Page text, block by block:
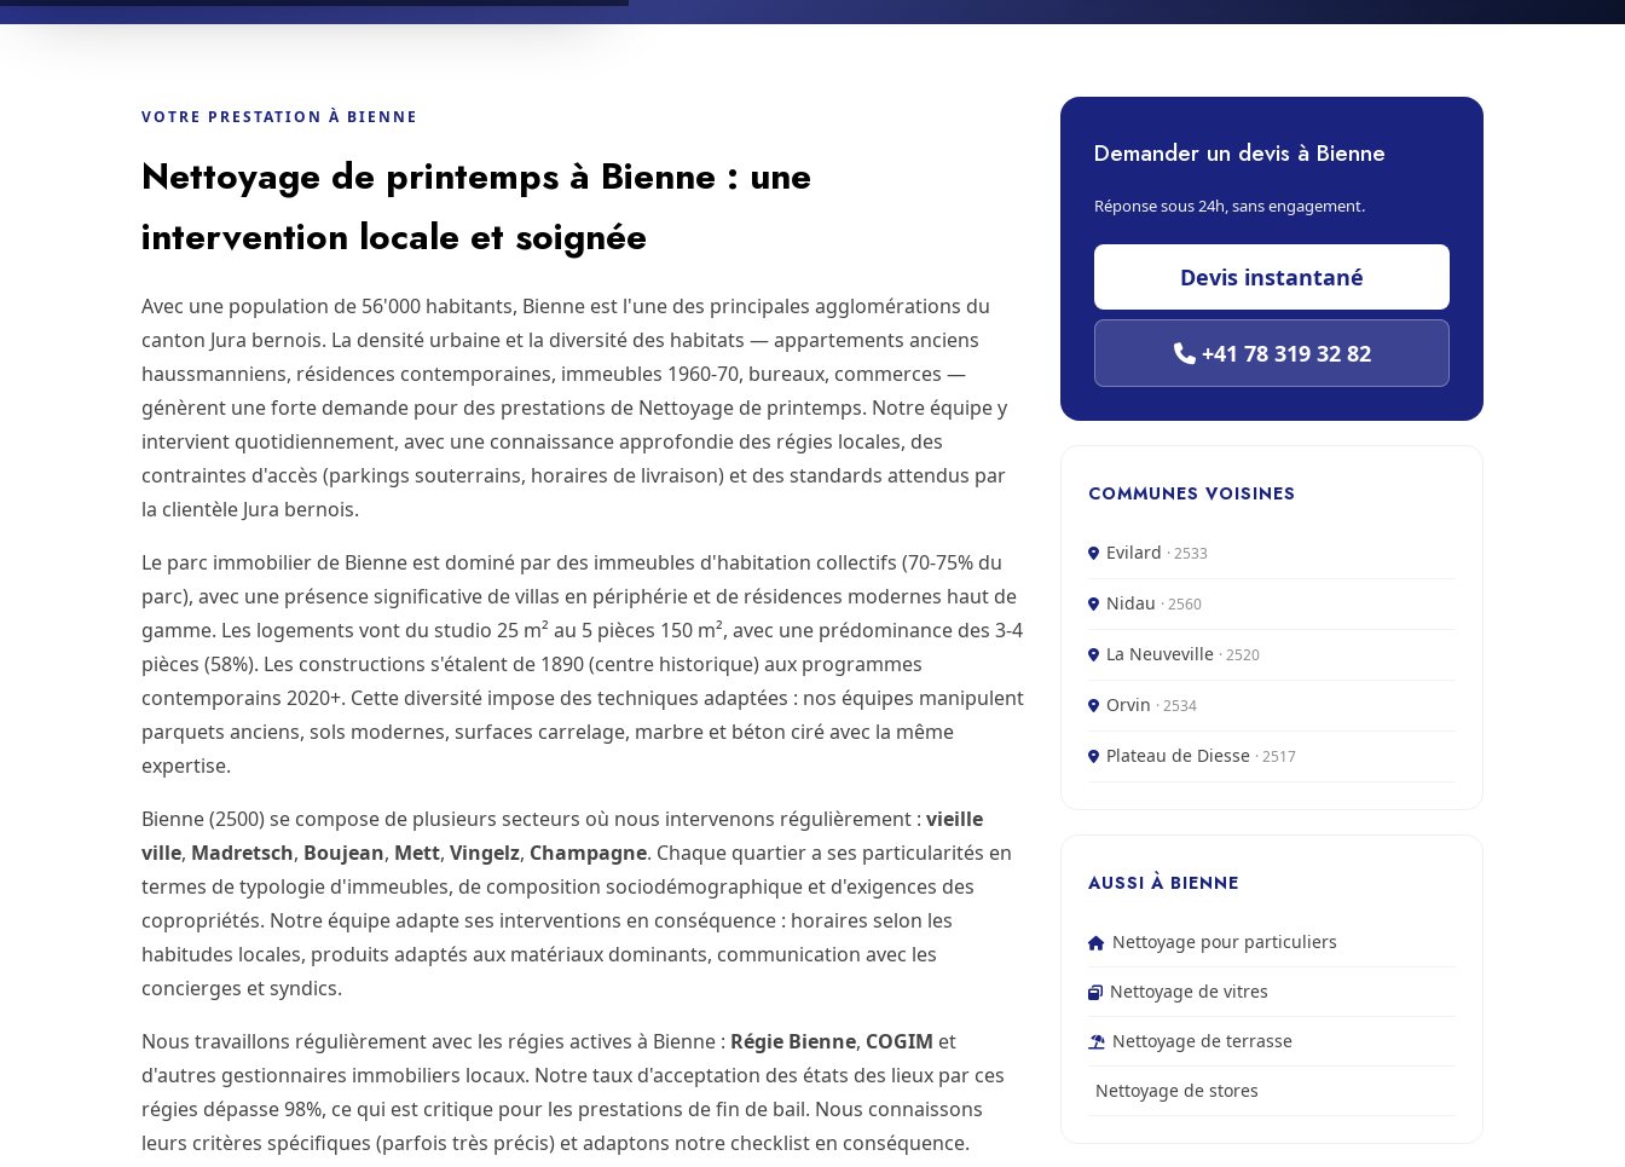
VOTRE PRESTATION À BIENNE
Nettoyage de printemps à Bienne : une
intervention locale et soignée
Avec une population de 56'000 habitants, Bienne est l'une des principales agglomérations du
canton Jura bernois. La densité urbaine et la diversité des habitats — appartements anciens
haussmanniens, résidences contemporaines, immeubles 1960-70, bureaux, commerces —
génèrent une forte demande pour des prestations de Nettoyage de printemps. Notre équipe y
intervient quotidiennement, avec une connaissance approfondie des régies locales, des
contraintes d'accès (parkings souterrains, horaires de livraison) et des standards attendus par
la clientèle Jura bernois.
Le parc immobilier de Bienne est dominé par des immeubles d'habitation collectifs (70-75% du
parc), avec une présence significative de villas en périphérie et de résidences modernes haut de
gamme. Les logements vont du studio 25 m² au 5 pièces 150 m², avec une prédominance des 3-4
pièces (58%). Les constructions s'étalent de 1890 (centre historique) aux programmes
contemporains 2020+. Cette diversité impose des techniques adaptées : nos équipes manipulent
parquets anciens, sols modernes, surfaces carrelage, marbre et béton ciré avec la même
expertise.
Bienne (2500) se compose de plusieurs secteurs où nous intervenons régulièrement : vieille
ville, Madretsch, Boujean, Mett, Vingelz, Champagne. Chaque quartier a ses particularités en
termes de typologie d'immeubles, de composition sociodémographique et d'exigences des
copropriétés. Notre équipe adapte ses interventions en conséquence : horaires selon les
habitudes locales, produits adaptés aux matériaux dominants, communication avec les
concierges et syndics.
Nous travaillons régulièrement avec les régies actives à Bienne : Régie Bienne, COGIM et
d'autres gestionnaires immobiliers locaux. Notre taux d'acceptation des états des lieux par ces
régies dépasse 98%, ce qui est critique pour les prestations de fin de bail. Nous connaissons
leurs critères spécifiques (parfois très précis) et adaptons notre checklist en conséquence.
Demander un devis à Bienne
Réponse sous 24h, sans engagement.
Devis instantané
+41 78 319 32 82
COMMUNES VOISINES
Evilard · 2533
Nidau · 2560
La Neuveville · 2520
Orvin · 2534
Plateau de Diesse · 2517
AUSSI À BIENNE
Nettoyage pour particuliers
Nettoyage de vitres
Nettoyage de terrasse
Nettoyage de stores